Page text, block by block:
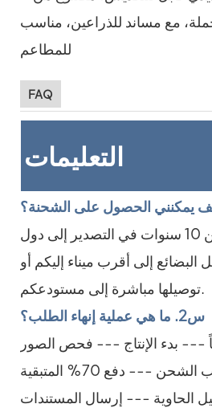
FAQ
التعليمات
ج1: لدينا خبرة تزيد عن 10 سنوات في التصدير إلى دول
البضائع إلى أقرب ميناء إليكم أو
توصيلها مباشرة إلى مستودعكم.
س2. ما هي عملية إنهاء الطلب؟
مقدماً --- بدء الإنتاج --- فحص الصور
والفيديوهات --- ترتيب الشحن --- دفع 70% المتبقية
الحاوية --- إرسال المستندات